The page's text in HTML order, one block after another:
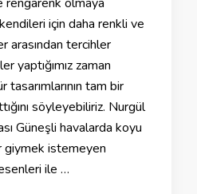
için daha renkli ve
arasından tercihler
yaptığımız zaman
tam bir
söyleyebiliriz. Nurgül
Güneşli havalarda koyu
giymek istemeyen
ile …